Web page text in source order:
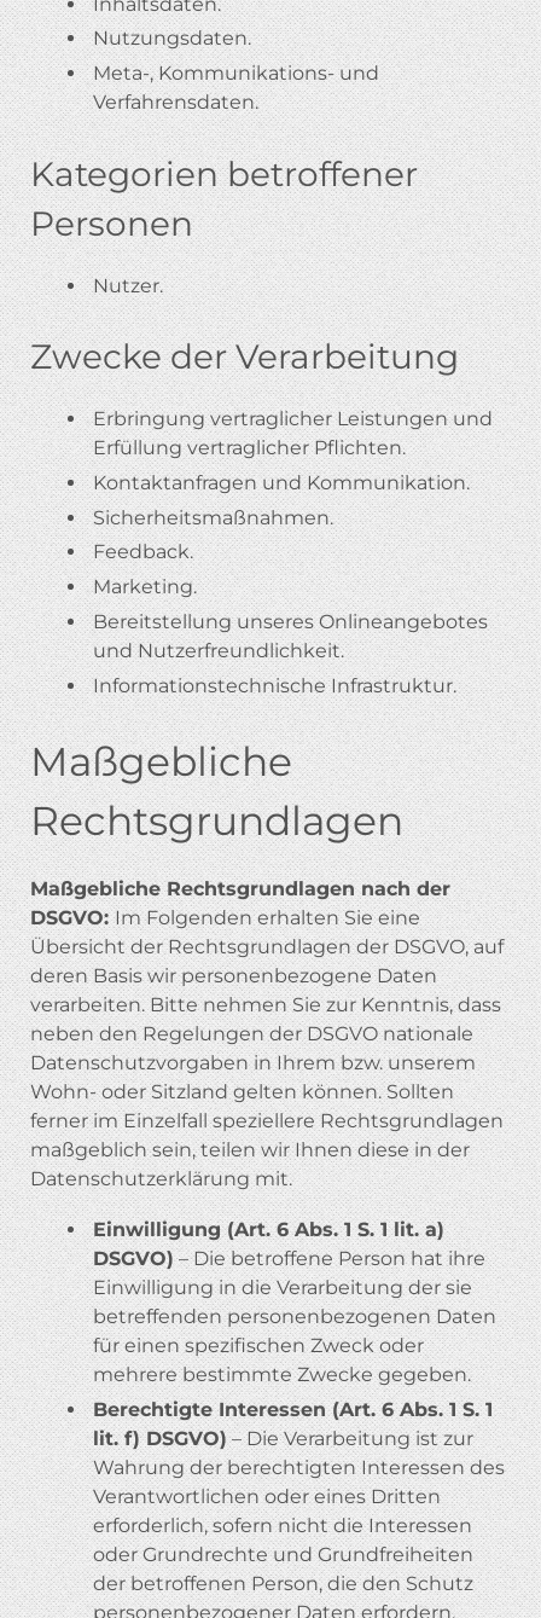
Nutzungsdaten.
Meta-, Kommunikations- und
Verfahrensdaten.
Kategorien betroffener
Personen
Nutzer.
Zwecke der Verarbeitung
Erbringung vertraglicher Leistungen und
Erfüllung vertraglicher Pflichten.
Kontaktanfragen und Kommunikation.
Sicherheitsmaßnahmen.
Feedback.
Marketing.
Bereitstellung unseres Onlineangebotes
und Nutzerfreundlichkeit.
Informationstechnische Infrastruktur.
Maßgebliche
Rechtsgrundlagen
Maßgebliche Rechtsgrundlagen nach der
DSGVO:Im Folgenden erhalten Sie eine
Übersicht der Rechtsgrundlagen der DSGVO, auf
deren Basis wir personenbezogene Daten
verarbeiten. Bitte nehmen Sie zur Kenntnis, dass
neben den Regelungen der DSGVO nationale
Datenschutzvorgaben in Ihrem bzw. unserem
Wohn- oder Sitzland gelten können. Sollten
ferner im Einzelfall speziellere Rechtsgrundlagen
maßgeblich sein, teilen wir Ihnen diese in der
Datenschutzerklärung mit.
Einwilligung (Art. 6 Abs. 1 S. 1 lit. a)
DSGVO)– Die betroffene Person hat ihre
Einwilligung in die Verarbeitung der sie
betreffenden personenbezogenen Daten
für einen spezifischen Zweck oder
mehrere bestimmte Zwecke gegeben.
Berechtigte Interessen (Art. 6 Abs. 1 S. 1
lit. f) DSGVO)– Die Verarbeitung ist zur
Wahrung der berechtigten Interessen des
Verantwortlichen oder eines Dritten
erforderlich, sofern nicht die Interessen
oder Grundrechte und Grundfreiheiten
der betroffenen Person, die den Schutz
personenbezogener Daten erfordern,